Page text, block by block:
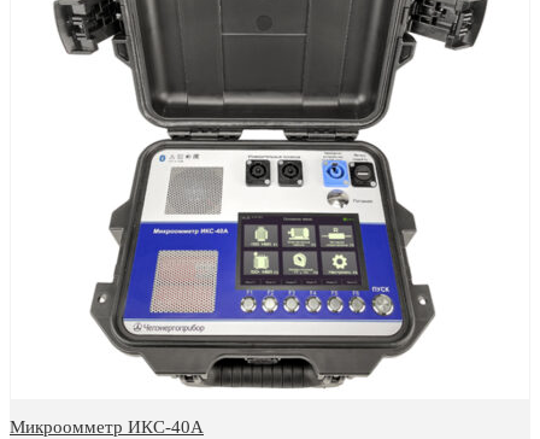
Микроомметр ИКС-40А